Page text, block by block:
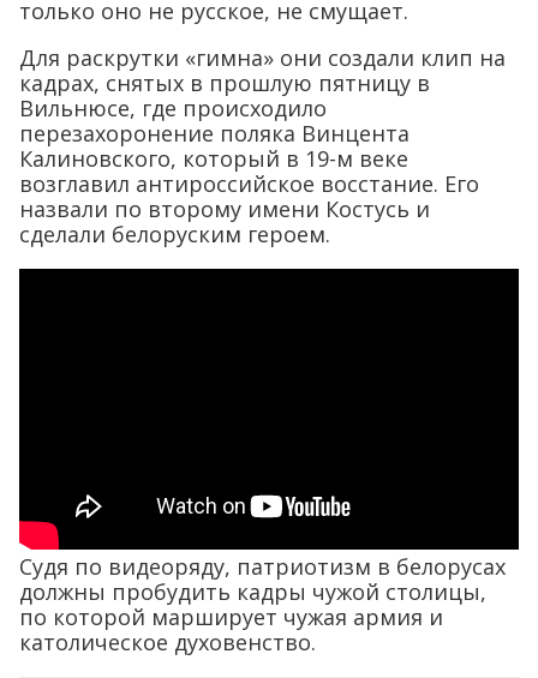
только оно не русское, не смущает.
Для раскрутки «гимна» они создали клип на
кадрах, снятых в прошлую пятницу в
Вильнюсе, где происходило
перезахоронение поляка Винцента
Калиновского, который в 19-м веке
возглавил антироссийское восстание. Его
назвали по второму имени Костусь и
сделали белоруским героем.
Судя по видеоряду, патриотизм в белорусах
должны пробудить кадры чужой столицы,
по которой марширует чужая армия и
католическое духовенство.